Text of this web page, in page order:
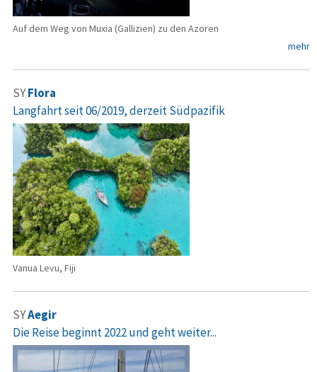
Auf dem Weg von Muxia (Gallizien) zu den Azoren
mehr
SYFlora
Langfahrt seit 06/2019, derzeit Südpazifik
Vanua Levu, Fiji
SYAegir
Die Reise beginnt 2022 und geht weiter...